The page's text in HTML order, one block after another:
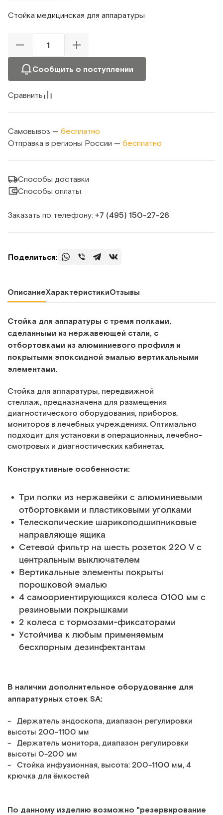
Стойка медицинская для аппаратуры
Сообщить о поступлении
Сравнить
Самовывоз — бесплатно
Отправка в регионы России — бесплатно
Способы доставки
Способы оплаты
Заказать по телефону: +7 (495) 150‑27‑26
Поделиться:
ОписаниеХарактеристикиОтзывы
Стойка для аппаратуры с тремя полками,
сделанными из нержавеющей стали, с
отбортовками из алюминиевого профиля и
покрытыми эпоксидной эмалью вертикальными
элементами.
Стойка для аппаратуры, передвижной
стеллаж, предназначена для размещения
диагностического оборудования, приборов,
мониторов в лечебных учреждениях. Оптимально
подходит для установки в операционных, лечебно-
смотровых и диагностических кабинетах.
Конструктивные особенности:
Три полки из нержавейки с алюминиевыми
отбортовками и пластиковыми уголками
Телескопические шарикоподшипниковые
направляюще ящика
Сетевой фильтр на шесть розеток 220 V с
центральным выключателем
Вертикальные элементы покрыты
порошковой эмалью
4 самоориентирующихся колеса O100 мм с
резиновыми покрышками
2 колеса с тормозами-фиксаторами
Устойчива к любым применяемым
бесхлорным дезинфектантам
В наличии дополнительное оборудование для
аппаратурных стоек SA:
- Держатель эндоскопа, диапазон регулировки
высоты 200-1100 мм
- Держатель монитора, диапазон регулировки
высоты 0-200 мм
- Стойка инфузионная, высота: 200-1100 мм, 4
крючка для ёмкостей
По данному изделию возможно "резервирование